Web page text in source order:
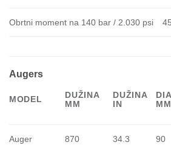
Obrtni moment na 140 bar / 2.030 psi
Augers
MODEL
DUŽINA
MM
DUŽINA
IN
MM
Auger 870 34.3 90